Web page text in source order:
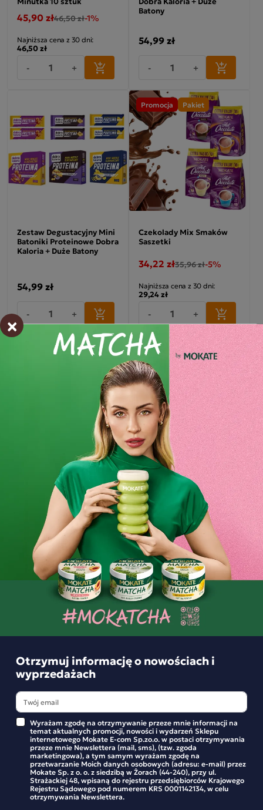
45,90 zł46,50 zł-1%
Najniższa cena z 30 dni:
46,50 zł
- +
Batony
54,99 zł
- +
Zestaw Degustacyjny Mini
Batoniki Proteinowe Dobra
Kaloria + Duże Batony
54,99 zł
- +
Promocja Pakiet
Czekolady Mix Smaków
Saszetki
34,22 zł35,96 zł-5%
Najniższa cena z 30 dni:
29,24 zł
- +
Pakiet
Mix Czekolady w
kartonikach Biała & Czarna
37,99 zł 45,96 zł-17%
Najniższa cena z 30 dni:
37,37 zł
+
Promocja Pakiet
2kg smakowej czekolady!
Mleczna oraz Piernik
Mokate napój
czekoladowy
35,38 zł59,98 zł-41%
Najniższa cena z 30 dni:
48,76 zł
- +
Pakiet
Mix Smaków
Rozgrzewająca Paka
Grzańce 4x3 smaki
37,92 zł50,88 zł-25%
Najniższa cena z 30 dni:
47,11 zł
Promocja Pakiet
Mix Herbaty WARMING
TEA OWOCOWE SMAKI 8
sztuk
32,37 zł47,92 zł-32%
Najniższa cena z 30 dni:
×
Otrzymuj informację o nowościach i
wyprzedażach
Wyrażam zgodę na otrzymywanie przeze mnie informacji na
temat aktualnych promocji, nowości i wydarzeń Sklepu
internetowego Mokate E-com Sp.zo.o. w postaci otrzymywania
przeze mnie Newslettera (mail, sms), (tzw. zgoda
marketingowa), a tym samym wyrażam zgodę na
przetwarzanie Moich danych osobowych (adresu: e-mail) przez
Mokate Sp. z o. o. z siedzibą w Żorach (44-240), przy ul.
Strażackiej 48, wpisaną do rejestru przedsiębiorców Krajowego
Rejestru Sądowego pod numerem KRS 0001142134, w celu
otrzymywania Newslettera.